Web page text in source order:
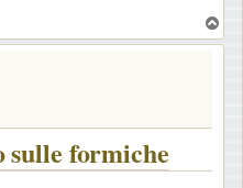
o
formiche